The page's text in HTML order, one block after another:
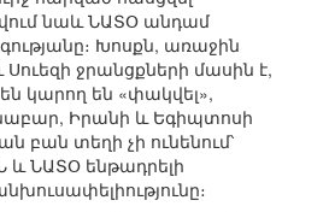
նաև ՆԱՏՕ անդամ
Խոսքն, առաջին
Սուեզի ջրանցքների մասին է,
կարող են «փակվել»,
Իրանի և Եգիպտոսի
բան տեղի չի ունենում՝
և ՆԱՏՕ ենթադրելի